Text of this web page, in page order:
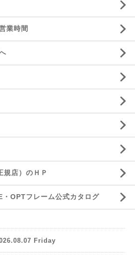
業時間
店）のＨＰ
OPTフレーム公式カタログ
Friday